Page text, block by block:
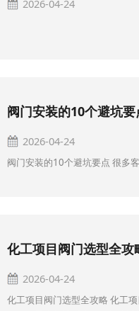
2026-04-24
阀门安装的10个避坑
2026-04-24
阀门安装的10个避坑要点 很多
2026-04-24
化工项目阀门选型全攻略 化工